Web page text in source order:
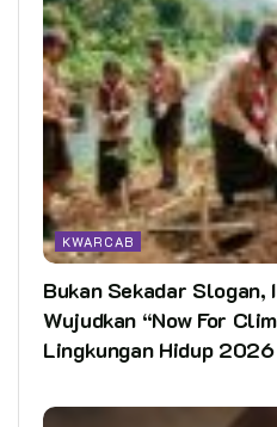
KWARCAB
Bukan Sekadar Slogan,
Wujudkan “Now For
Lingkungan Hidup 2026